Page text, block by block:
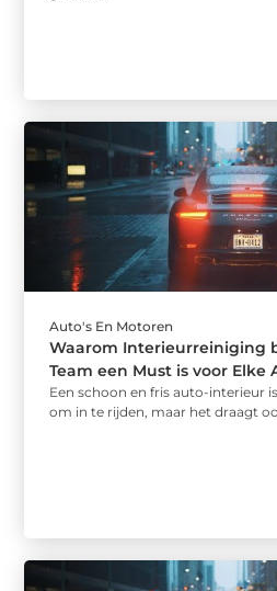
Auto's En Motoren
Waarom Interieurreiniging
Team een Must is voor Elke
Een schoon en fris auto-interieur
om in te rijden, maar het draagt